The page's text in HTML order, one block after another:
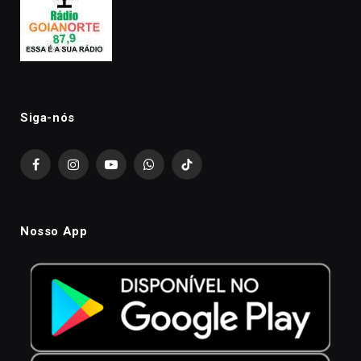
Siga-nós
FacebookInstagramYouTubeWhatsAppTikTok
Nosso App